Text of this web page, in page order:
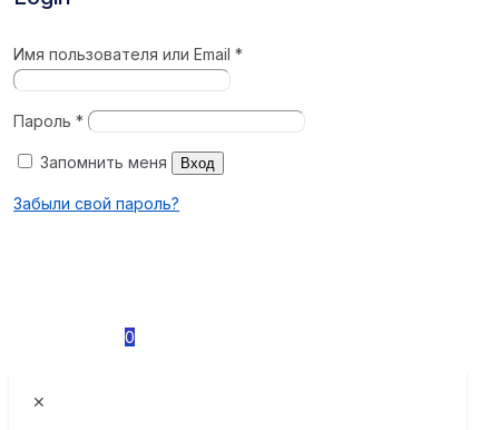
Имя пользователя или Email*
Пароль*
Запомнить меня Вход
Забыли свой пароль?
0
✕